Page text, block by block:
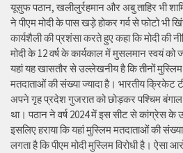
यूसुफ पठान, खलीलुर्रहमान और अबु ताहिर भी
ने पीएम मोदी के पास खड़े होकर गर्व से फोटो भी
कार्यशैली की प्रशंसा करते हुए कहा कि मोदी की
मोदी के 12 वर्ष के कार्यकाल में मुसलमान स्वयं को
यहां यह खासतौर से उल्लेखनीय है कि तीनों
मतदाताओं की संख्या ज्यादा है। भारतीय
अपने गृह प्रदेश गुजरात को छोड़कर पश्चिम
था। पठान ने वर्ष 2024 में इस सीट से कांग्रेस के
इसलिए हराया कि यहां मुस्लिम मतदाताओं की
लगता है कि पीएम मोदी मुस्लिम विरोधी है। ऐसा